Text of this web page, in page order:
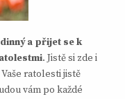
a přijet se k
. Jistě si zde i
ratolesti jistě
vám po každé